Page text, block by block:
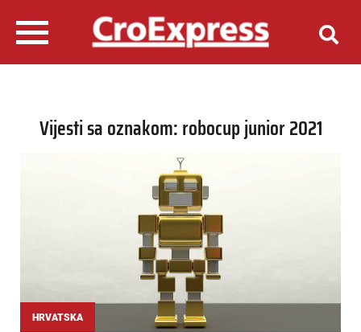
Vijesti sa oznakom: robocup junior 2021
HRVATSKA